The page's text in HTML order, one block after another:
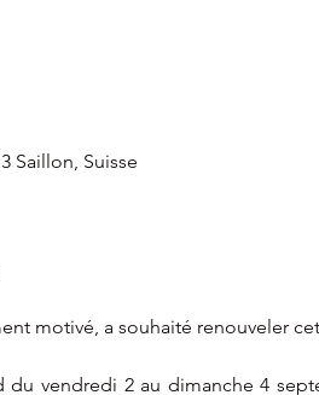
Saillon, Suisse
motivé, a souhaité renouveler
vendredi 2 au dimanche 4